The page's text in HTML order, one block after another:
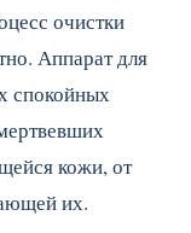
очистки
Аппарат для
спокойных
кожи, от
их.